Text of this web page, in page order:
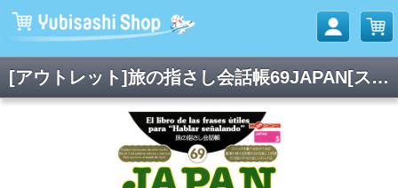
[アウトレット]旅の指さし会話帳69JAPAN[スペイン語版](日本語)